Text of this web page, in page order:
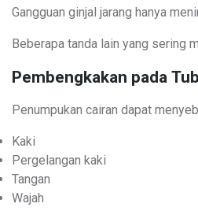
Gangguan ginjal jarang hanya
Beberapa tanda lain yang sering
Pembengkakan pada
Penumpukan cairan dapat
Kaki
Pergelangan kaki
Tangan
Wajah